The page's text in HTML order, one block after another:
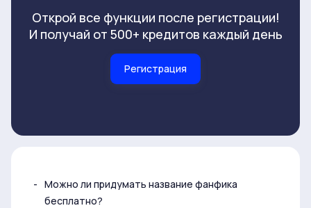
Открой все функции после регистрации!
И получай от 500+ кредитов каждый день
Регистрация
Можно ли придумать название фанфика
бесплатно?